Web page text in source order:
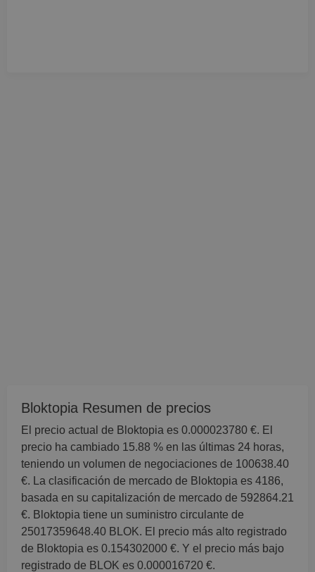
Bloktopia Resumen de precios
El precio actual de Bloktopia es 0.000023780 €. El
precio ha cambiado 15.88 % en las últimas 24 horas,
teniendo un volumen de negociaciones de 100638.40
€. La clasificación de mercado de Bloktopia es 4186,
basada en su capitalización de mercado de 592864.21
€. Bloktopia tiene un suministro circulante de
25017359648.40 BLOK. El precio más alto registrado
de Bloktopia es 0.154302000 €. Y el precio más bajo
registrado de BLOK es 0.000016720 €.